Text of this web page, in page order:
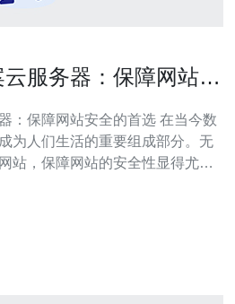
服务器：保障网站安
障网站安全的首选 在当今数
为人们生活的重要组成部分。无
站，保障网站的安全性显得尤为
全的首要任务。本文将介绍香港